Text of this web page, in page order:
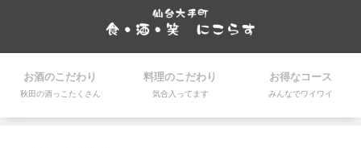
お酒のこだわり
秋田の酒っこたくさん
料理のこだわり
気合入ってます
お得なコース
みんなでワイワイ